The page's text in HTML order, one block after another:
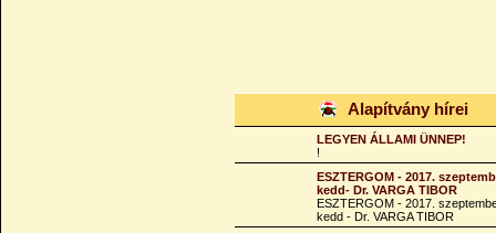
Alapítvány hírei
LEGYEN ÁLLAMI ÜNNEP!
!
ESZTERGOM - 2017.
kedd- Dr. VARGA TIBOR
ESZTERGOM - 2017.
kedd - Dr. VARGA TIBOR